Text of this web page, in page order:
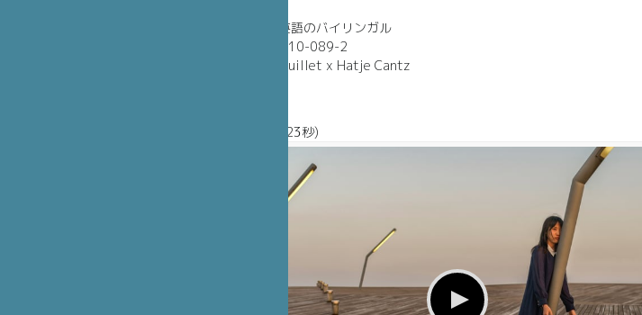
言語 フランス語-英語のバイリンガル
ISBN : 978-2-36510-089-2
出版 Éditions de Juillet x Hatje Cantz
フランス語版 (1分23秒)